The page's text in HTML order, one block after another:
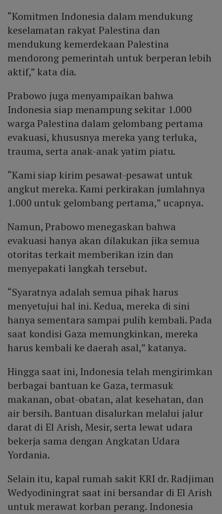
“Komitmen Indonesia dalam mendukung
keselamatan rakyat Palestina dan
mendukung kemerdekaan Palestina
mendorong pemerintah untuk berperan lebih
aktif,” kata dia.
Prabowo juga menyampaikan bahwa
Indonesia siap menampung sekitar 1.000
warga Palestina dalam gelombang pertama
evakuasi, khususnya mereka yang terluka,
trauma, serta anak-anak yatim piatu.
“Kami siap kirim pesawat-pesawat untuk
angkut mereka. Kami perkirakan jumlahnya
1.000 untuk gelombang pertama,” ucapnya.
Namun, Prabowo menegaskan bahwa
evakuasi hanya akan dilakukan jika semua
otoritas terkait memberikan izin dan
menyepakati langkah tersebut.
“Syaratnya adalah semua pihak harus
menyetujui hal ini. Kedua, mereka di sini
hanya sementara sampai pulih kembali. Pada
saat kondisi Gaza memungkinkan, mereka
harus kembali ke daerah asal,” katanya.
Hingga saat ini, Indonesia telah mengirimkan
berbagai bantuan ke Gaza, termasuk
makanan, obat-obatan, alat kesehatan, dan
air bersih. Bantuan disalurkan melalui jalur
darat di El Arish, Mesir, serta lewat udara
bekerja sama dengan Angkatan Udara
Yordania.
Selain itu, kapal rumah sakit KRI dr. Radjiman
Wedyodiningrat saat ini bersandar di El Arish
untuk merawat korban perang. Indonesia